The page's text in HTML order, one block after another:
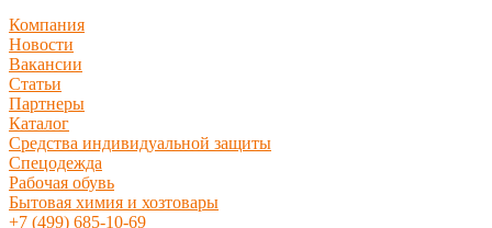
Компания
Новости
Вакансии
Статьи
Партнеры
Каталог
Средства индивидуальной защиты
Спецодежда
Рабочая обувь
Бытовая химия и хозтовары
+7 (499) 685-10-69